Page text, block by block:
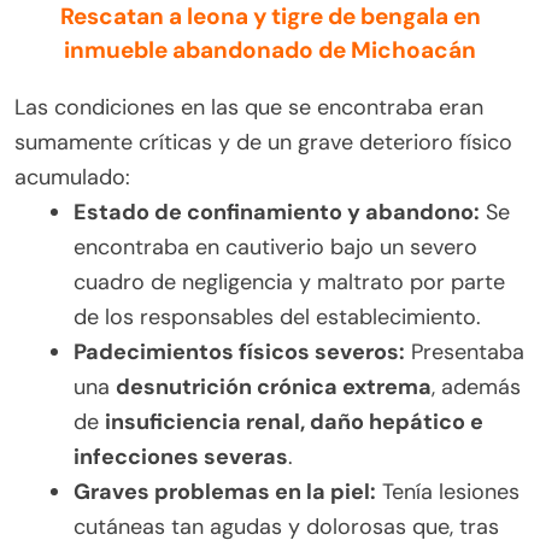
Rescatan a leona y tigre de bengala en
inmueble abandonado de Michoacán
Las condiciones en las que se encontraba eran
sumamente críticas y de un grave deterioro físico
acumulado:
Estado de confinamiento y abandono: Se
encontraba en cautiverio bajo un severo
cuadro de negligencia y maltrato por parte
de los responsables del establecimiento.
Padecimientos físicos severos: Presentaba
una desnutrición crónica extrema, además
de insuficiencia renal, daño hepático e
infecciones severas.
Graves problemas en la piel: Tenía lesiones
cutáneas tan agudas y dolorosas que, tras